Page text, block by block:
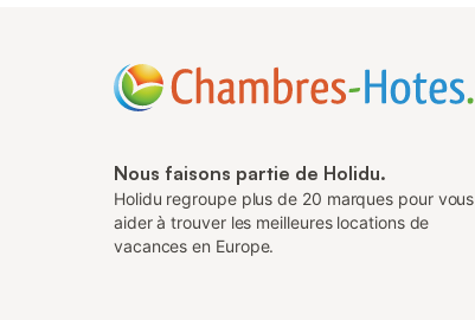
Nous faisons partie de Holidu.
Holidu regroupe plus de 20 marques pour vous
aider à trouver les meilleures locations de
vacances en Europe.